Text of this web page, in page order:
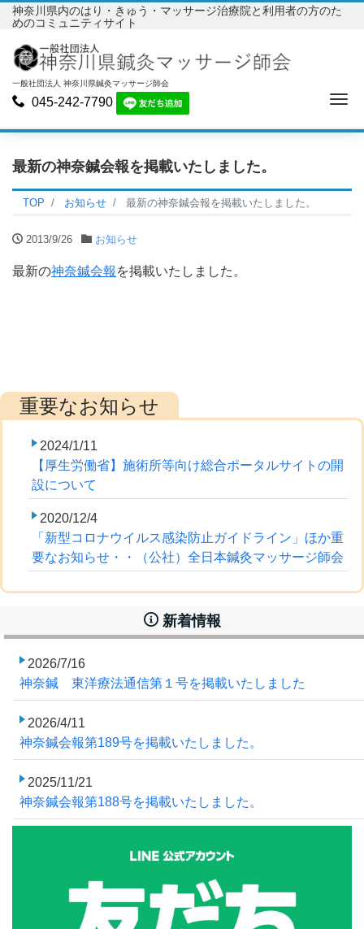
神奈川県内のはり・きゅう・マッサージ治療院と利用者の方のた
めのコミュニティサイト
一般社団法人 神奈川県鍼灸マッサージ師会
045-242-7790
最新の神奈鍼会報を掲載いたしました。
TOP お知らせ 最新の神奈鍼会報を掲載いたしました。
2013/9/26 お知らせ
最新の神奈鍼会報 を掲載いたしました。
2024/1/11
【厚生労働省】施術所等向け総合ポータルサイトの開
設について
2020/12/4
「新型コロナウイルス感染防止ガイドライン」ほか重
要なお知らせ・・（公社）全日本鍼灸マッサージ師会
新着情報
2026/7/16
神奈鍼 東洋療法通信第１号を掲載いたしました
2026/4/11
神奈鍼会報第189号を掲載いたしました。
2025/11/21
神奈鍼会報第188号を掲載いたしました。